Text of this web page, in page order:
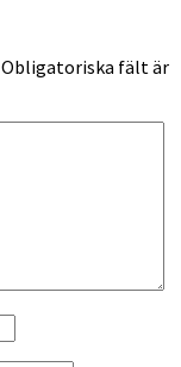
Obligatoriska fält är